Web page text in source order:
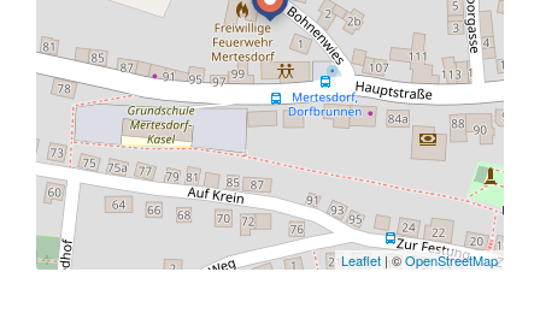
Leaflet | ©OpenStreetMap